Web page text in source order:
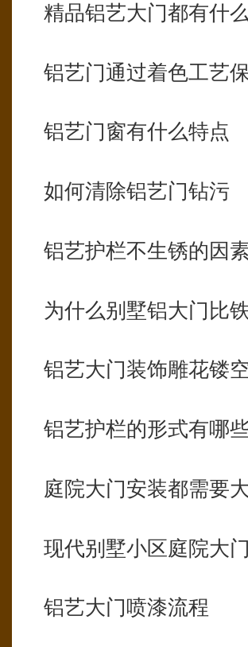
精品铝艺大门都有什
铝艺门通过着色工艺
铝艺门窗有什么特点
如何清除铝艺门钻污
铝艺护栏不生锈的因
为什么别墅铝大门比
铝艺大门装饰雕花镂
铝艺护栏的形式有哪
庭院大门安装都需要
现代别墅小区庭院大
铝艺大门喷漆流程